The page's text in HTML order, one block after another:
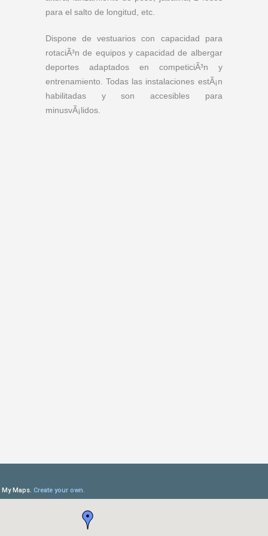
para el salto de longitud, etc.
Dispone de vestuarios con capacidad para
rotaciÃ³n de equipos y capacidad de albergar
deportes adaptados en competiciÃ³n y
entrenamiento. Todas las instalaciones estÃ¡n
habilitadas y son accesibles para
minusvÃ¡lidos.